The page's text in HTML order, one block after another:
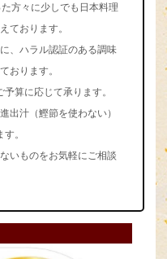
方々に少しでも日本料理
ております。
、ハラル認証のある調味
おります。
算に応じて承ります。
出汁（鰹節を使わない）
。
いものをお気軽にご相談